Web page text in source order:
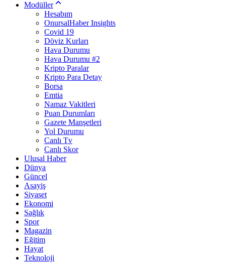
Modüller
Hesabım
OnursalHaber Insights
Covid 19
Döviz Kurları
Hava Durumu
Hava Durumu #2
Kripto Paralar
Kripto Para Detay
Borsa
Emtia
Namaz Vakitleri
Puan Durumları
Gazete Manşetleri
Yol Durumu
Canlı Tv
Canlı Skor
Ulusal Haber
Dünya
Güncel
Asayiş
Siyaset
Ekonomi
Sağlık
Spor
Magazin
Eğitim
Hayat
Teknoloji